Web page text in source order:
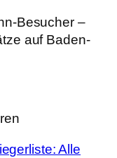
Besucher –
auf Baden-
Alle